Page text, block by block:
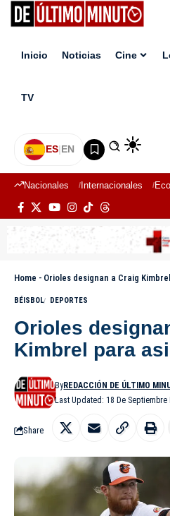
Inicio Noticias Cine
TV
ES|EN
Nacionales Internacionales
Home - Orioles designan a Craig
BÉISBOL DEPORTES
Orioles
Kimbrel para
Last Updated: 18 De Septiembre
ByREDACCIÓN DE ÚLTIMO
Share